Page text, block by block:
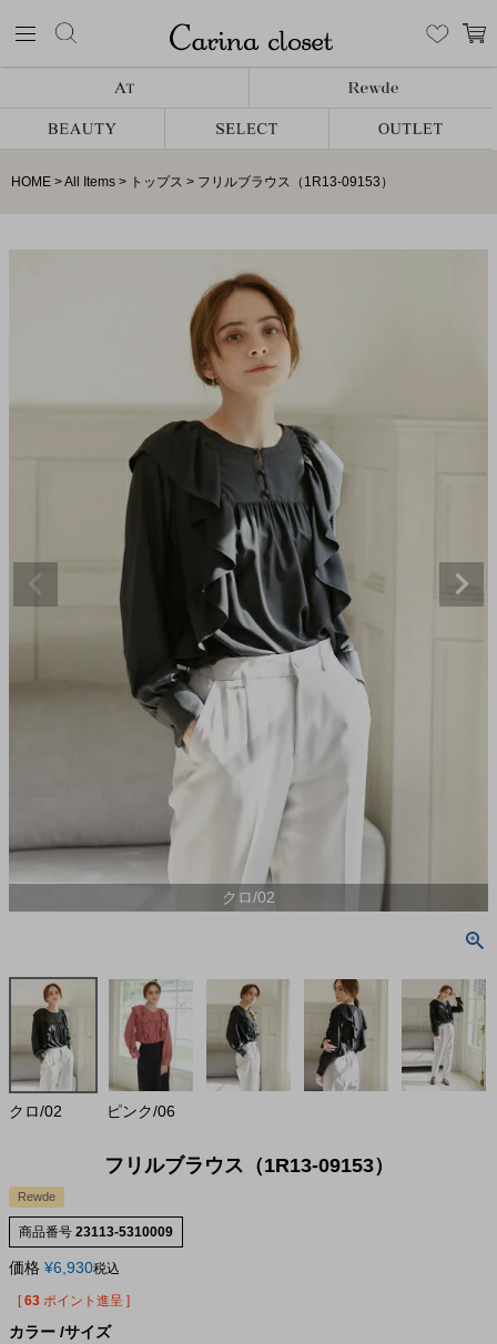
HOME All Items トップス フリルブラウス（1R13-09153）
クロ/02
クロ/02 ピンク/06
フリルブラウス（1R13-09153）
Rewde
商品番号 23113-5310009
価格 ¥6,930税込
[ 63 ポイント進呈 ]
カラー サイズ